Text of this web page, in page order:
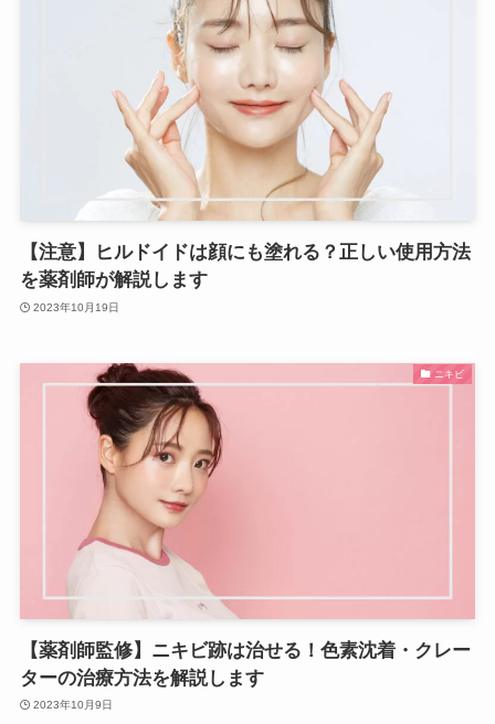
【注意】ヒルドイドは顔にも塗れる？正しい使用方法
を薬剤師が解説します
2023年10月19日
ニキビ
【薬剤師監修】ニキビ跡は治せる！色素沈着・クレー
ターの治療方法を解説します
2023年10月9日